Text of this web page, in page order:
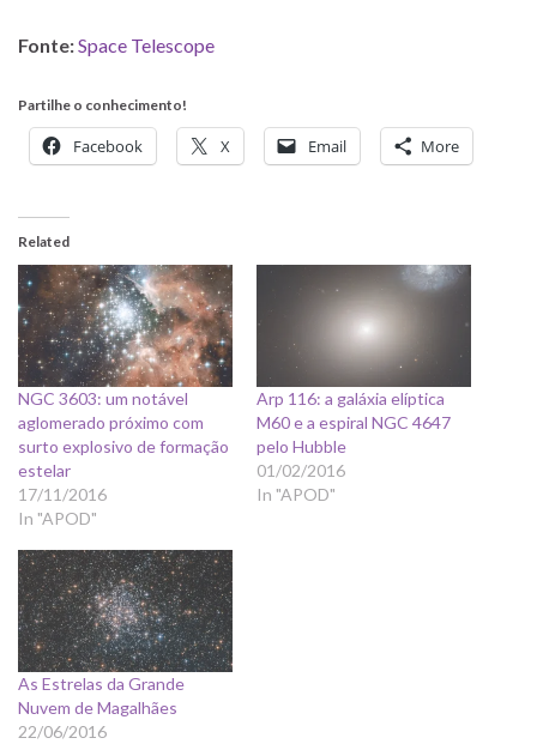
Fonte:Space Telescope
Partilhe o conhecimento!
Facebook X Email More
Related
NGC 3603: um notável
aglomerado próximo com
surto explosivo de formação
estelar
17/11/2016
In "APOD"
Arp 116: a galáxia elíptica
M60 e a espiral NGC 4647
pelo Hubble
01/02/2016
In "APOD"
As Estrelas da Grande
Nuvem de Magalhães
22/06/2016